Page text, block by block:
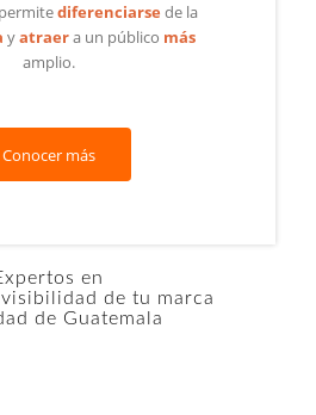
diferenciarse de la
yatraera un público más
amplio.
Conocer más
en
de tu marca
de Guatemala